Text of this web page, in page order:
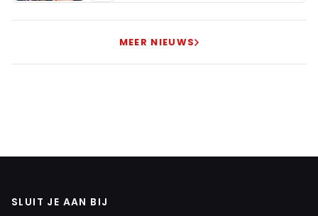
MEER NIEUWS
SLUIT JE AAN BIJ